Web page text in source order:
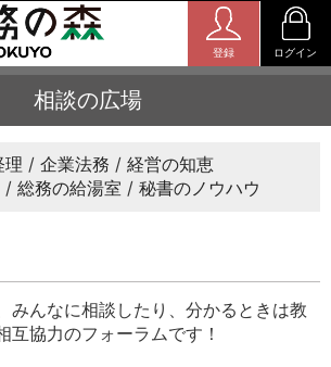
登録 ログイン
相談の広場
理 企業法務
経営の知恵
総務の給湯室 秘書のノウハウ
みんなに相談したり、分かるときは教
互協力のフォーラムです！